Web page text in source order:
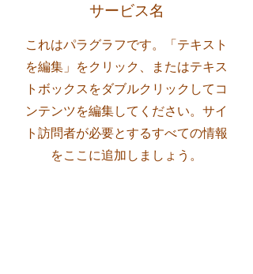
サービス名
これはパラグラフです。「テキスト
を編集」をクリック、またはテキス
トボックスをダブルクリックしてコ
ンテンツを編集してください。サイ
ト訪問者が必要とするすべての情報
をここに追加しましょう。